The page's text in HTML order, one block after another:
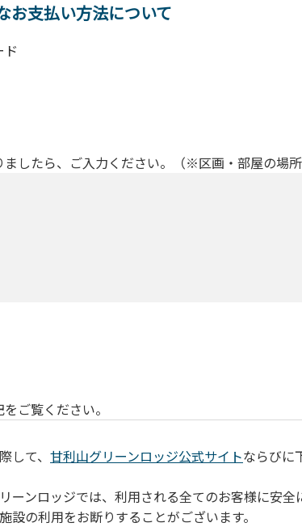
お支払い方法について
ド
したら、ご入力ください。（※区画・部屋の場所
ご覧ください。
して、 甘利山グリーンロッジ公式サイトならびに
ーンロッジでは、利用される全てのお客様に安
設の利用をお断りすることがございます。